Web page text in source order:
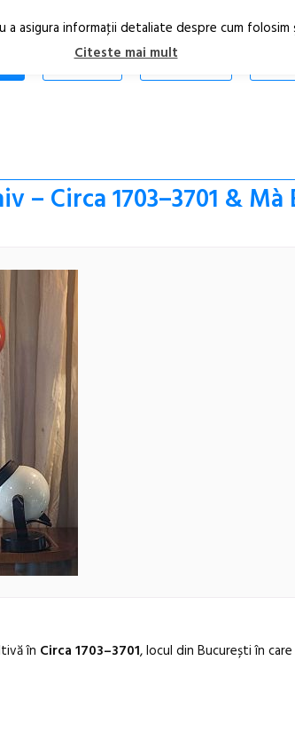
– Circa 1703–3701 &
în Circa 1703–3701, locul din București în
asigura informaţii detaliate despre cum
Citeste mai mult